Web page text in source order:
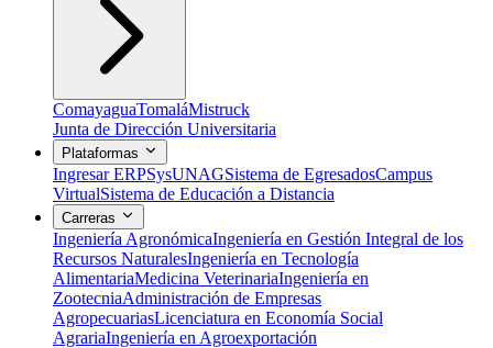
ComayaguaTomaláMistruck
Junta de Dirección Universitaria
Plataformas
Ingresar ERPSysUNAGSistema de EgresadosCampus
VirtualSistema de Educación a Distancia
Carreras
Ingeniería AgronómicaIngeniería en Gestión Integral de los
Recursos NaturalesIngeniería en Tecnología
AlimentariaMedicina VeterinariaIngeniería en
ZootecniaAdministración de Empresas
AgropecuariasLicenciatura en Economía Social
AgrariaIngeniería en Agroexportación